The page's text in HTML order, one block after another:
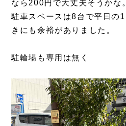
なら200円で大丈夫そうかな。
駐車スペースは8台で平日の
きにも余裕がありました。
駐輪場も専用は無く